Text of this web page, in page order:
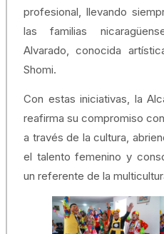
profesional, llevando
las familias
Alvarado, conocida
Shomi.
Con estas iniciativas, la
reafirma su compromiso
a través de la cultura,
el talento femenino y
un referente de la